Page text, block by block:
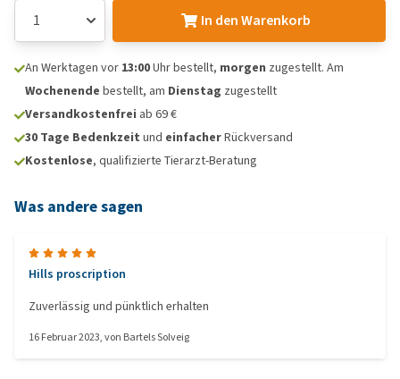
In den Warenkorb
An Werktagen vor 13:00Uhr bestellt, morgen zugestellt. Am
Wochenende bestellt, am Dienstag zugestellt
Versandkostenfrei ab 69 €
30 Tage Bedenkzeit und einfacherRückversand
Kostenlose, qualifizierte Tierarzt-Beratung
Was andere sagen
Hills proscription
Zuverlässig und pünktlich erhalten
16 Februar 2023, von Bartels Solveig